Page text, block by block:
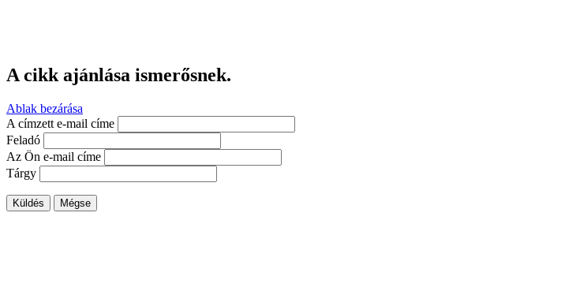
A cikk ajánlása ismerősnek.
Ablak bezárása
A címzett e-mail címe
Feladó
Az Ön e-mail címe
Tárgy
Küldés Mégse